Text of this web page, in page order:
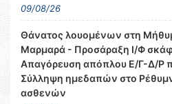
09/08/26
Θάνατος λουομένων στη
Μαρμαρά - Προσάραξη Ι/Φ
Απαγόρευση απόπλου Ε/Γ-Δ/Ρ
Σύλληψη ημεδαπών στο
ασθενών